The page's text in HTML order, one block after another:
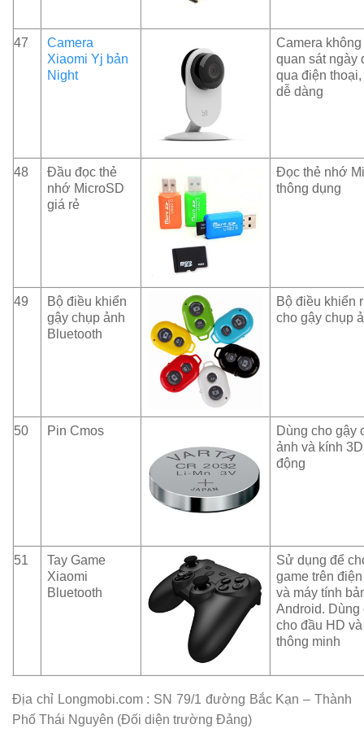
47
Camera
Xiaomi Yj bản
Night
Camera không
quan sát ngày
qua điện
dễ dàng
48
Đầu đọc thẻ
nhớ MicroSD
giá rẻ
Đọc thẻ nhớ
thông dụng
49
Bộ điều khiển
gậy chụp ảnh
Bluetooth
Bộ điều khiển
cho gậy chụp
50 Pin Cmos
Dùng cho gậy
ảnh và kính
động
51
Tay Game
Xiaomi
Bluetooth
Sử dụng để
game trên
và máy tính
Android.
cho đầu HD
thông minh
Địa chỉ Longmobi.com : SN 79/1 đường Bắc Kạn – Thành
Phố Thái Nguyên (Đối diện trường Đảng)